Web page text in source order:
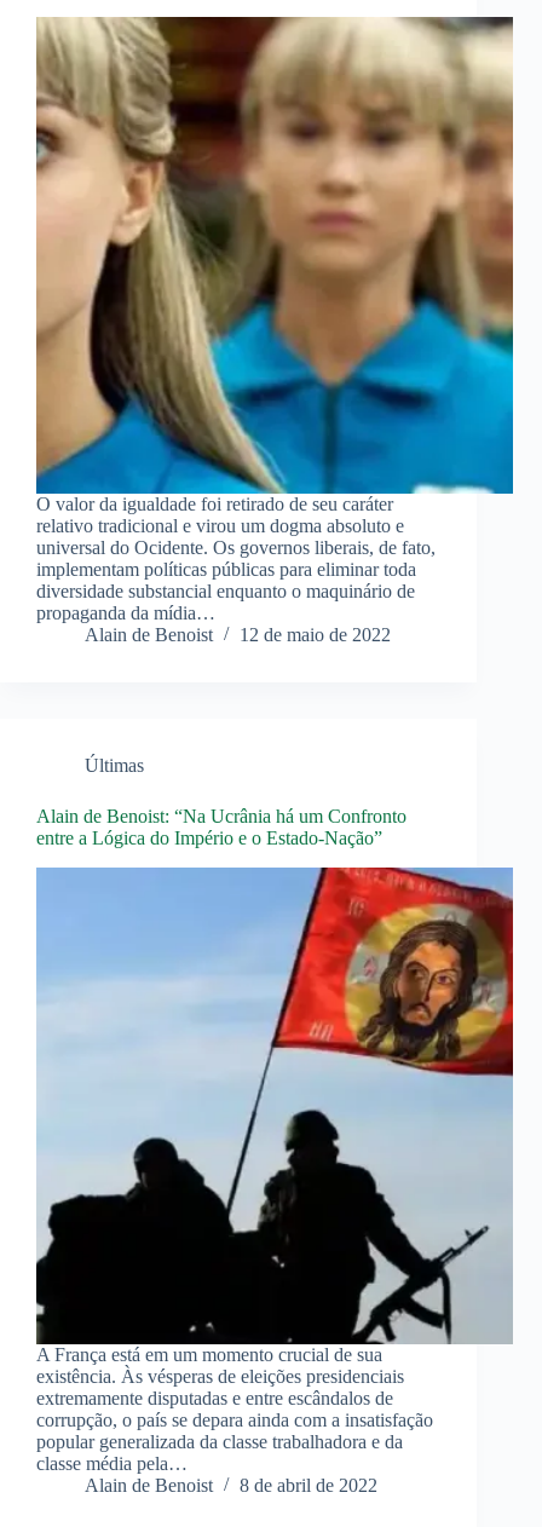
O valor da igualdade foi retirado de seu caráter
relativo tradicional e virou um dogma absoluto e
universal do Ocidente. Os governos liberais, de fato,
implementam políticas públicas para eliminar toda
diversidade substancial enquanto o maquinário de
propaganda da mídia…
Alain de Benoist
12 de maio de 2022
Últimas
Alain de Benoist: “Na Ucrânia há um Confronto
entre a Lógica do Império e o Estado-Nação”
A França está em um momento crucial de sua
existência. Às vésperas de eleições presidenciais
extremamente disputadas e entre escândalos de
corrupção, o país se depara ainda com a insatisfação
popular generalizada da classe trabalhadora e da
classe média pela…
Alain de Benoist
8 de abril de 2022